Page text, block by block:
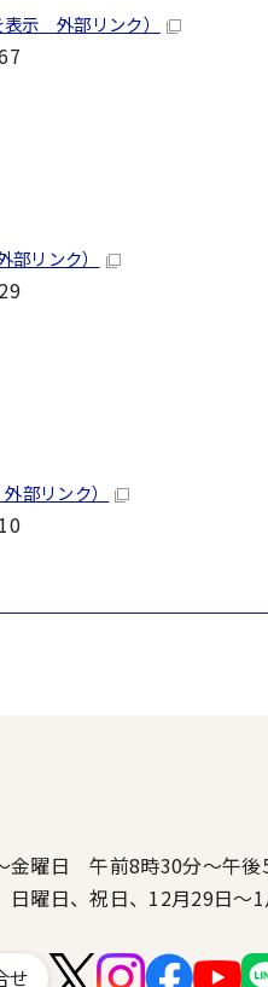
示 外部リンク）
リンク）
部リンク）
金曜日 午前8時30分～午後
日曜日、祝日、12月29日～
せ